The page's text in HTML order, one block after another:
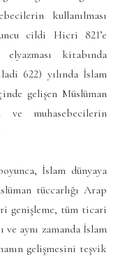
kullanılması
cildi Hicri 821’e
kitabında
622) yılında İslam
gelişen Müslüman
ve muhasebecilerin
İslam dünyaya
tüccarlığı Arap
genişleme, tüm ticari
aynı zamanda İslam
gelişmesini teşvik